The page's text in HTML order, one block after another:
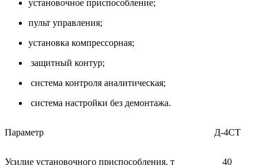
установочное приспособление;
пульт управления;
установка компрессорная;
защитный контур;
система контроля аналитическая;
система настройки без демонтажа.
Параметр Д-4СТ
Усилие установочного приспособления, т 40